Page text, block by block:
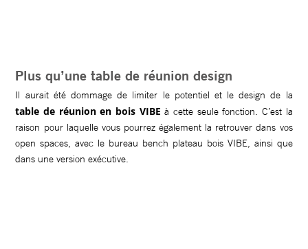
Plus qu’une table de réunion design
Il aurait été dommage de limiter le potentiel et le design de la
table de réunion en bois VIBE à cette seule fonction. C’est la
raison pour laquelle vous pourrez également la retrouver dans vos
open spaces, avec le bureau bench plateau bois VIBE, ainsi que
dans une version exécutive.